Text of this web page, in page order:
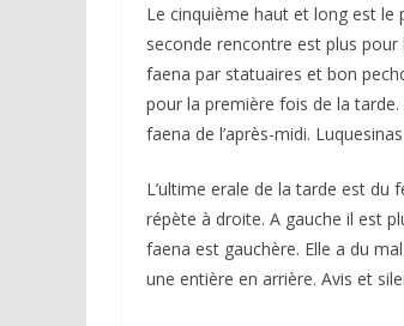
Le cinquième haut et long est le
seconde rencontre est plus
faena par statuaires et bon
pour la première fois de la
faena de l’après-midi.
L’ultime erale de la tarde est du
répète à droite. A gauche il est
faena est gauchère. Elle a du
une entière en arrière. Avis et